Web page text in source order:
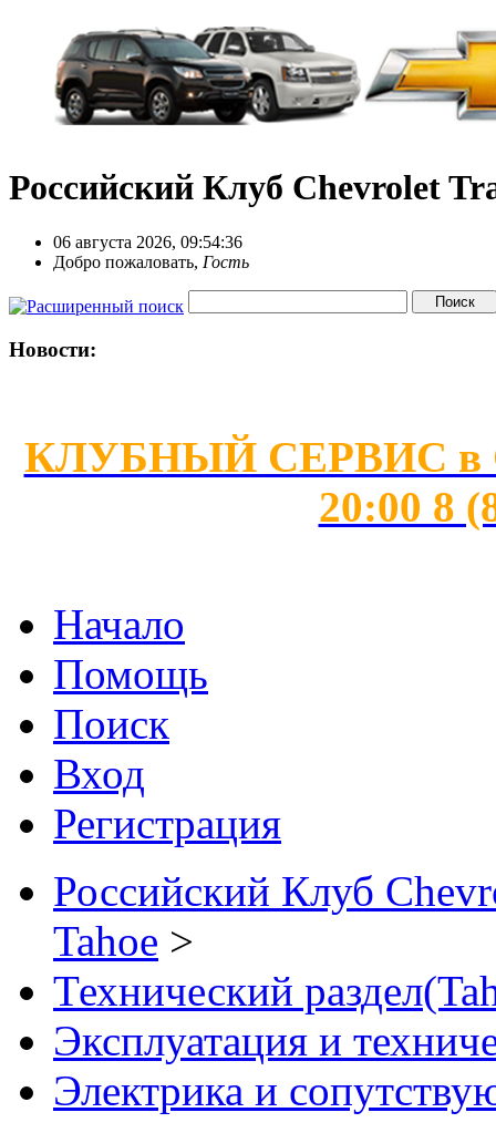
Российский Клуб Chevrolet
06 августа 2026, 09:54:36
Добро пожаловать, Гость
Новости:
КЛУБНЫЙ СЕРВИС в
20:00 8
Начало
Помощь
Поиск
Вход
Регистрация
Российский Клуб
Tahoe >
Технический
Эксплуатация и
Электрика и